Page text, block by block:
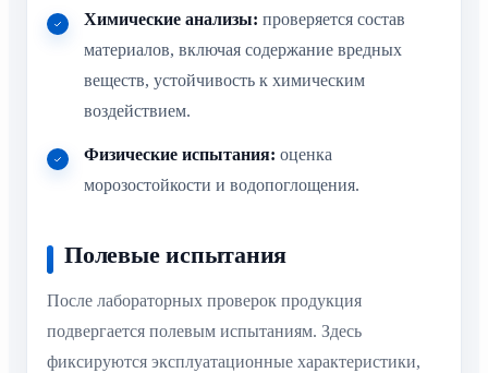
Химические анализы: проверяется состав
материалов, включая содержание вредных
веществ, устойчивость к химическим
воздействием.
Физические испытания: оценка
морозостойкости и водопоглощения.
Полевые испытания
После лабораторных проверок продукция
подвергается полевым испытаниям. Здесь
фиксируются эксплуатационные характеристики,